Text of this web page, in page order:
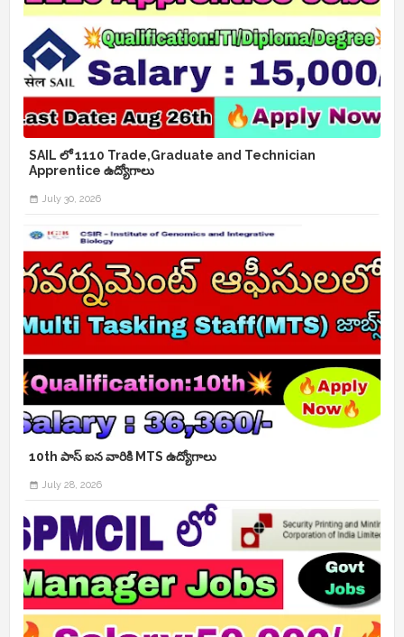
SAIL లో 1110 Trade,Graduate and Technician
Apprentice ఉద్యోగాలు
July 30, 2026
10th పాస్ ఐన వారికి MTS ఉద్యోగాలు
July 28, 2026